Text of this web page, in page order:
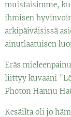
muistaisimme,
ihmisen
arkipäiväisissä
ainutlaatuisen
Eräs
liittyy kuvaani
Photon Hannu
Kesäilta oli jo